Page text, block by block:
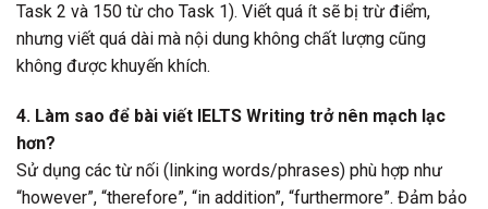
Task 2 và 150 từ cho Task 1). Viết quá ít sẽ bị trừ điểm,
nhưng viết quá dài mà nội dung không chất lượng cũng
không được khuyến khích.
4. Làm sao để bài viết IELTS Writing trở nên mạch lạc
hơn?
Sử dụng các từ nối (linking words/phrases) phù hợp như
“however”, “therefore”, “in addition”, “furthermore”. Đảm bảo